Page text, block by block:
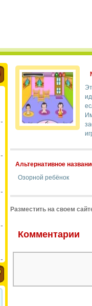
Альтернативное
Озорной ребёнок
Разместить на своем
Комментарии